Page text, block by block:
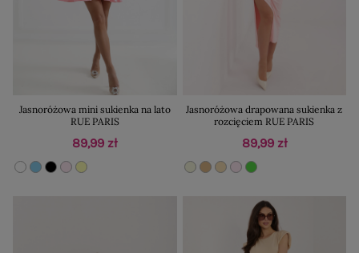
Jasnoróżowa mini sukienka na lato
RUE PARIS
89,99 zł
Jasnoróżowa drapowana sukienka z
rozcięciem RUE PARIS
89,99 zł